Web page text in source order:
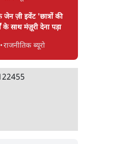
जेन ज़ी इवेंट 'छात्रों की
के साथ मंज़ूरी देना पड़ा
•राजनीतिक ब्यूरो